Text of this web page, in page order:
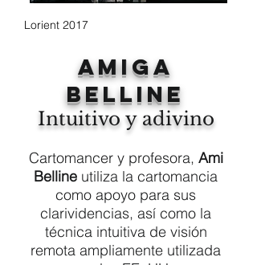
Lorient 2017
Amiga
Belline
Intuitivo y adivino
Cartomancer y profesora, Ami
Belline utiliza la cartomancia
como apoyo para sus
clarividencias, así como la
técnica intuitiva de visión
remota ampliamente utilizada